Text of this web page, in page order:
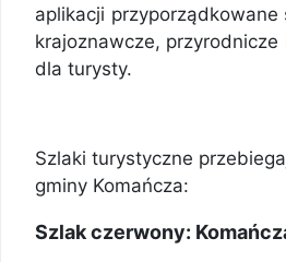
aplikacji przyporządkowane
krajoznawcze,
dla turysty.
Szlaki turystyczne
gminy Komańcza:
Szlak czerwony: